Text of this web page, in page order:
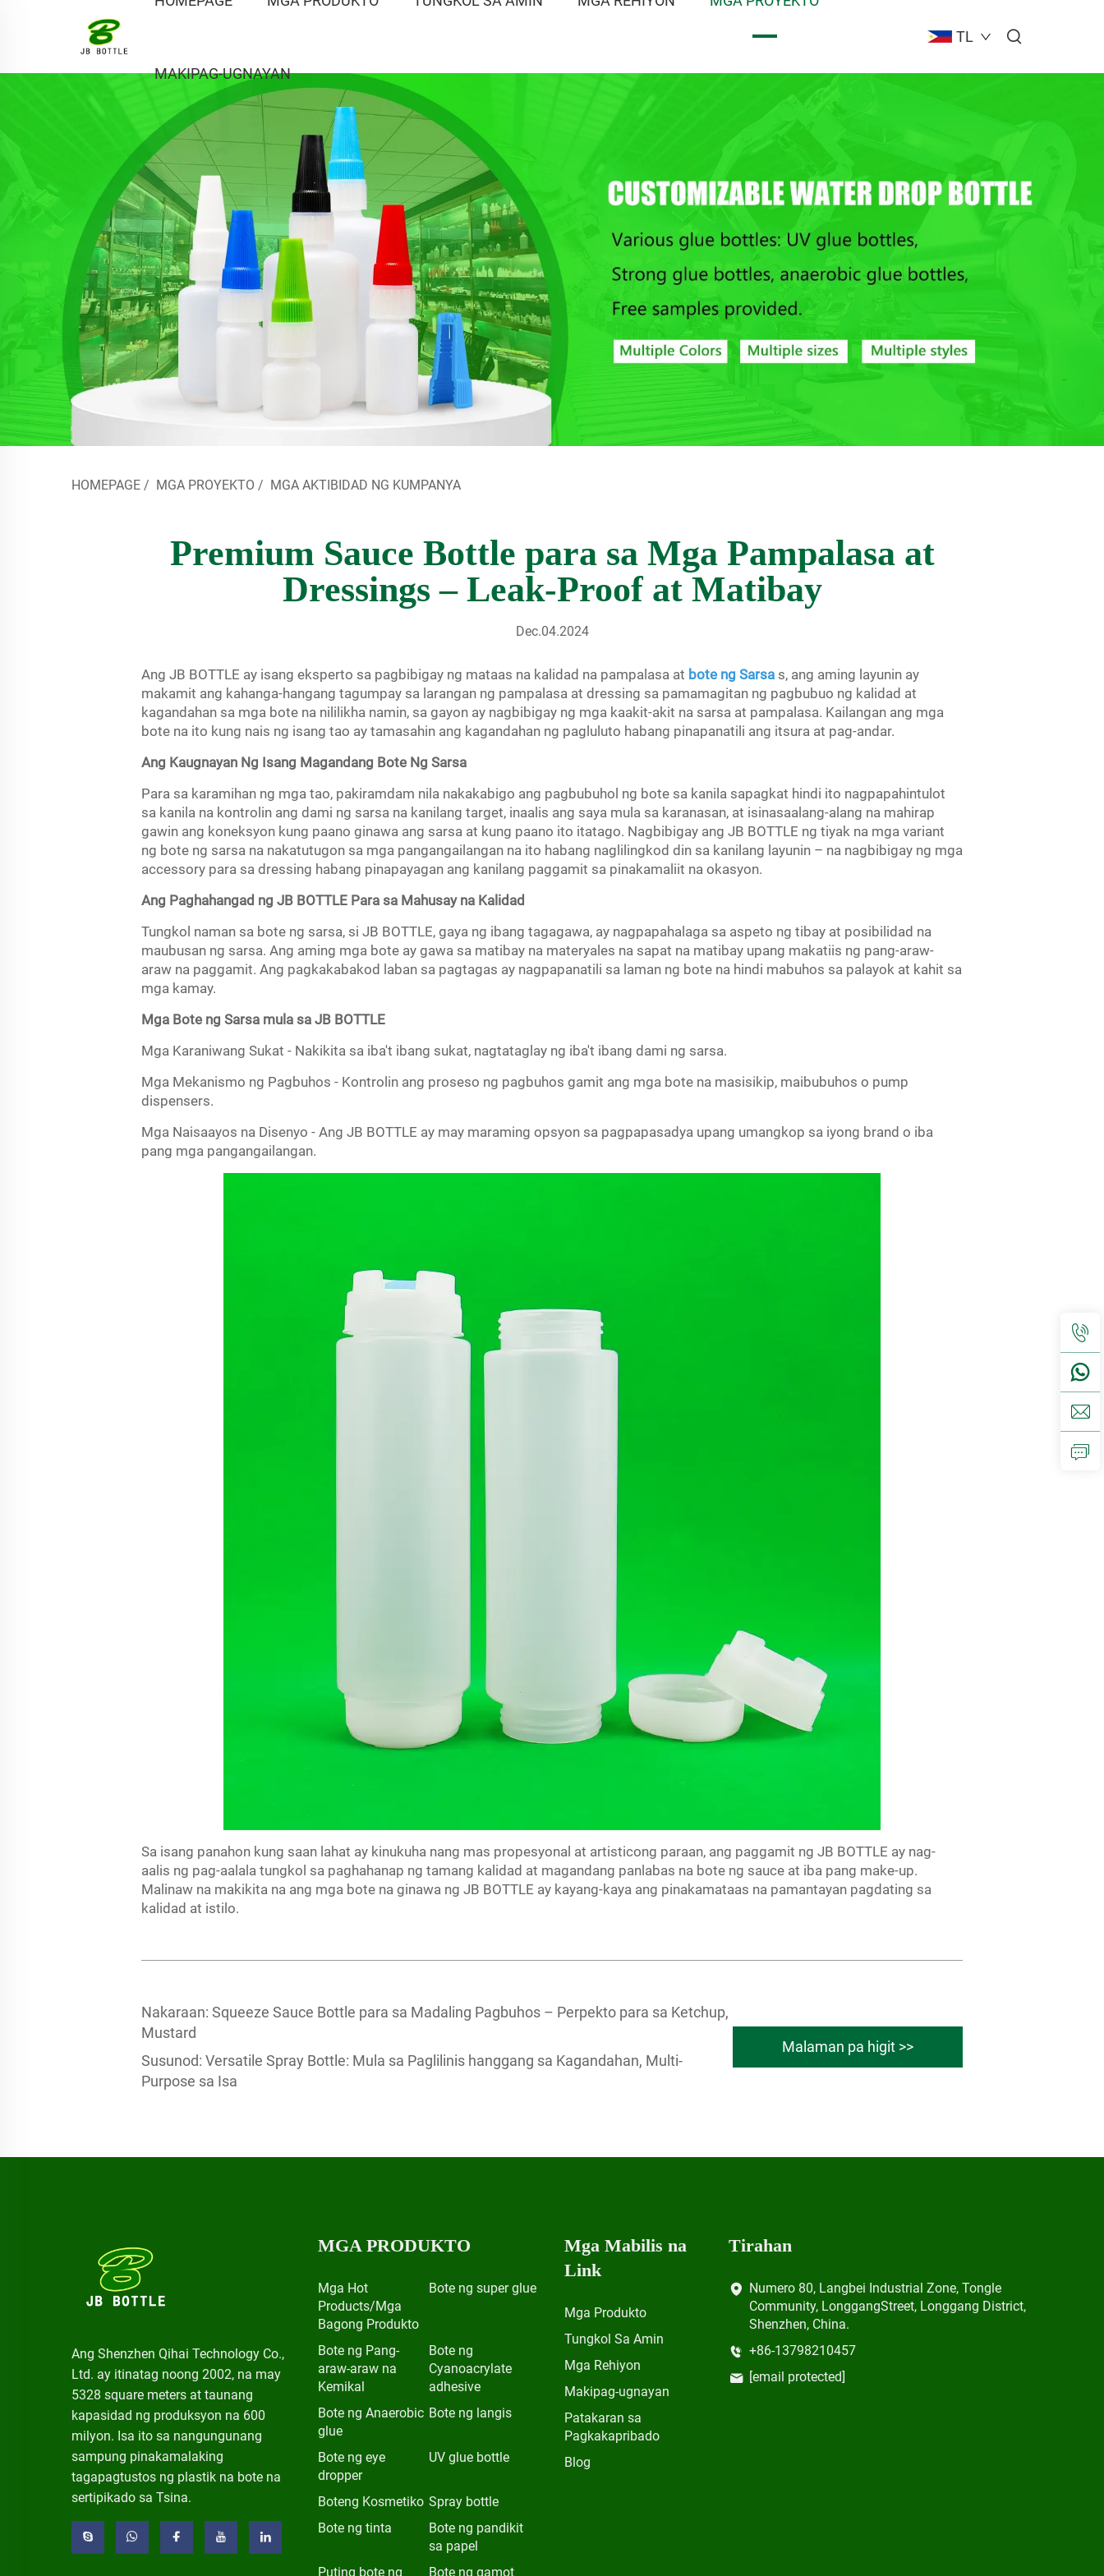
MAKIPAG-UGNAYAN
TL
HOMEPAGE / MGA PROYEKTO / MGA AKTIBIDAD NG KUMPANYA
Premium Sauce Bottle para sa Mga Pampalasa at
Dressings – Leak-Proof at Matibay
Dec.04.2024
Ang JB BOTTLE ay isang eksperto sa pagbibigay ng mataas na kalidad na pampalasa at bote ng Sarsa s, ang aming layunin ay
makamit ang kahanga-hangang tagumpay sa larangan ng pampalasa at dressing sa pamamagitan ng pagbubuo ng kalidad at
kagandahan sa mga bote na nililikha namin, sa gayon ay nagbibigay ng mga kaakit-akit na sarsa at pampalasa. Kailangan ang mga
bote na ito kung nais ng isang tao ay tamasahin ang kagandahan ng pagluluto habang pinapanatili ang itsura at pag-andar.
Ang Kaugnayan Ng Isang Magandang Bote Ng Sarsa
Para sa karamihan ng mga tao, pakiramdam nila nakakabigo ang pagbubuhol ng bote sa kanila sapagkat hindi ito nagpapahintulot
sa kanila na kontrolin ang dami ng sarsa na kanilang target, inaalis ang saya mula sa karanasan, at isinasaalang-alang na mahirap
gawin ang koneksyon kung paano ginawa ang sarsa at kung paano ito itatago. Nagbibigay ang JB BOTTLE ng tiyak na mga variant
ng bote ng sarsa na nakatutugon sa mga pangangailangan na ito habang naglilingkod din sa kanilang layunin – na nagbibigay ng mga
accessory para sa dressing habang pinapayagan ang kanilang paggamit sa pinakamaliit na okasyon.
Ang Paghahangad ng JB BOTTLE Para sa Mahusay na Kalidad
Tungkol naman sa bote ng sarsa, si JB BOTTLE, gaya ng ibang tagagawa, ay nagpapahalaga sa aspeto ng tibay at posibilidad na
maubusan ng sarsa. Ang aming mga bote ay gawa sa matibay na materyales na sapat na matibay upang makatiis ng pang-araw-
araw na paggamit. Ang pagkakabakod laban sa pagtagas ay nagpapanatili sa laman ng bote na hindi mabuhos sa palayok at kahit sa
mga kamay.
Mga Bote ng Sarsa mula sa JB BOTTLE
Mga Karaniwang Sukat - Nakikita sa iba't ibang sukat, nagtataglay ng iba't ibang dami ng sarsa.
Mga Mekanismo ng Pagbuhos - Kontrolin ang proseso ng pagbuhos gamit ang mga bote na masisikip, maibubuhos o pump
dispensers.
Mga Naisaayos na Disenyo - Ang JB BOTTLE ay may maraming opsyon sa pagpapasadya upang umangkop sa iyong brand o iba
pang mga pangangailangan.
Sa isang panahon kung saan lahat ay kinukuha nang mas propesyonal at artisticong paraan, ang paggamit ng JB BOTTLE ay nag-
aalis ng pag-aalala tungkol sa paghahanap ng tamang kalidad at magandang panlabas na bote ng sauce at iba pang make-up.
Malinaw na makikita na ang mga bote na ginawa ng JB BOTTLE ay kayang-kaya ang pinakamataas na pamantayan pagdating sa
kalidad at istilo.
Nakaraan: Squeeze Sauce Bottle para sa Madaling Pagbuhos – Perpekto para sa Ketchup,
Mustard
Susunod: Versatile Spray Bottle: Mula sa Paglilinis hanggang sa Kagandahan, Multi-
Purpose sa Isa
Malaman pa higit >>
Ang Shenzhen Qihai Technology Co.,
Ltd. ay itinatag noong 2002, na may
5328 square meters at taunang
kapasidad ng produksyon na 600
milyon. Isa ito sa nangungunang
sampung pinakamalaking
tagapagtustos ng plastik na bote na
sertipikado sa Tsina.
MGA PRODUKTO
Mga Hot
Products/Mga
Bagong Produkto
Bote ng super glue
Bote ng Pang-
araw-araw na
Kemikal
Bote ng
Cyanoacrylate
adhesive
Bote ng Anaerobic
glue
Bote ng langis
Bote ng eye
dropper
UV glue bottle
Boteng Kosmetiko Spray bottle
Bote ng tinta
Bote ng pandikit
sa papel
Puting bote ng
Bote ng gamot
Mga Mabilis na
Link
Mga Produkto
Tungkol Sa Amin
Mga Rehiyon
Makipag-ugnayan
Patakaran sa
Pagkakapribado
Blog
Tirahan
Numero 80, Langbei Industrial Zone, Tongle
Community, LonggangStreet, Longgang District,
Shenzhen, China.
+86-13798210457
[email protected]